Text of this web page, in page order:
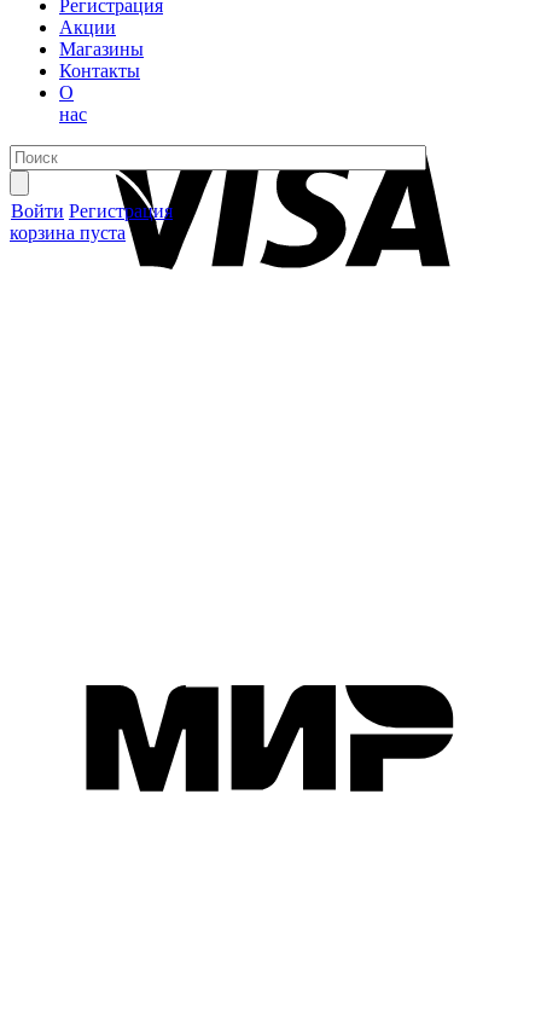
Регистрация
Акции
Магазины
Контакты
О
нас
Войти Регистрация
корзина пуста